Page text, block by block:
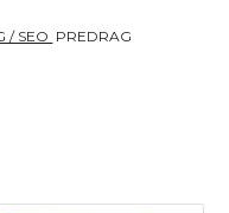
/ SEO PREDRAG